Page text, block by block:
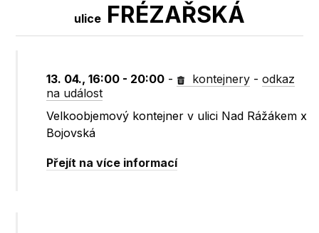
ulice FRÉZAŘSKÁ
13. 04., 16:00 - 20:00 - kontejnery -odkaz
na událost
Velkoobjemový kontejner v ulici Nad Rážákem x
Bojovská
Přejít na více informací